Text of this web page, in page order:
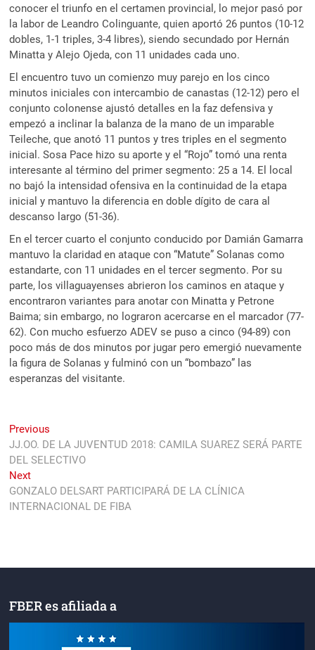
conocer el triunfo en el certamen provincial, lo mejor pasó por
la labor de Leandro Colinguante, quien aportó 26 puntos (10-12
dobles, 1-1 triples, 3-4 libres), siendo secundado por Hernán
Minatta y Alejo Ojeda, con 11 unidades cada uno.
El encuentro tuvo un comienzo muy parejo en los cinco
minutos iniciales con intercambio de canastas (12-12) pero el
conjunto colonense ajustó detalles en la faz defensiva y
empezó a inclinar la balanza de la mano de un imparable
Teileche, que anotó 11 puntos y tres triples en el segmento
inicial. Sosa Pace hizo su aporte y el “Rojo” tomó una renta
interesante al término del primer segmento: 25 a 14. El local
no bajó la intensidad ofensiva en la continuidad de la etapa
inicial y mantuvo la diferencia en doble dígito de cara al
descanso largo (51-36).
En el tercer cuarto el conjunto conducido por Damián Gamarra
mantuvo la claridad en ataque con “Matute” Solanas como
estandarte, con 11 unidades en el tercer segmento. Por su
parte, los villaguayenses abrieron los caminos en ataque y
encontraron variantes para anotar con Minatta y Petrone
Baima; sin embargo, no lograron acercarse en el marcador (77-
62). Con mucho esfuerzo ADEV se puso a cinco (94-89) con
poco más de dos minutos por jugar pero emergió nuevamente
la figura de Solanas y fulminó con un “bombazo” las
esperanzas del visitante.
Navegación
de
entradas
Previous
post:
JJ.OO. DE LA JUVENTUD 2018: CAMILA SUAREZ SERÁ PARTE
DEL SELECTIVO
NextNext
post:
GONZALO DELSART PARTICIPARÁ DE LA CLÍNICA
INTERNACIONAL DE FIBA
FBER es afiliada a